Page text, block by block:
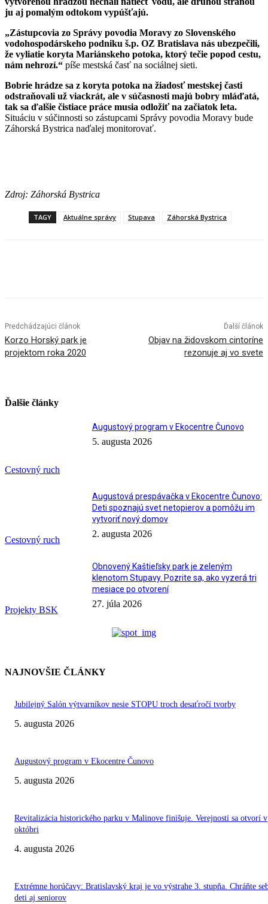
ju aj pomalým odtokom vypúšťajú.
„Zástupcovia zo Správy povodia Moravy zo Slovenského
vodohospodárskeho podniku š.p. OZ Bratislava nás ubezpečili,
že vyliatie koryta Mariánskeho potoka, ktorý tečie popod cestu,
nám nehrozí.“ píše mestská časť na sociálnej sieti.
Bobrie hrádze sa z koryta potoka na žiadosť mestskej časti
odstraňovali už viackrát, ale v súčasnosti majú bobry mláďatá,
tak sa ďalšie čistiace práce musia odložiť na začiatok leta.
Situáciu v súčinnosti so zástupcami Správy povodia Moravy bude
Záhorská Bystrica naďalej monitorovať.
Zdroj: Záhorská Bystrica
TAGY Aktuálne správy Stupava Záhorská Bystrica
Predchádzajúci článok
Korzo Horský park je
projektom roka 2020
Ďalší článok
Objav na židovskom cintoríne
rezonuje aj vo svete
Ďalšie články
Cestovný ruch
Augustový program v Ekocentre Čunovo
5. augusta 2026
Cestovný ruch
Augustová prespávačka v Ekocentre Čunovo:
Deti spoznajú svet netopierov a pomôžu im
vytvoriť nový domov
2. augusta 2026
Projekty BSK
Obnovený Kaštieľsky park je zeleným
klenotom Stupavy. Pozrite sa, ako vyzerá tri
mesiace po otvorení
27. júla 2026
NAJNOVŠIE ČLÁNKY
Jubilejný Salón výtvarníkov nesie STOPU troch desaťročí tvorby
5. augusta 2026
Augustový program v Ekocentre Čunovo
5. augusta 2026
Revitalizácia historického parku v Malinove finišuje. Verejnosti sa otvorí v
októbri
4. augusta 2026
Extrémne horúčavy: Bratislavský kraj je vo výstrahe 3. stupňa. Chráňte
deti aj seniorov